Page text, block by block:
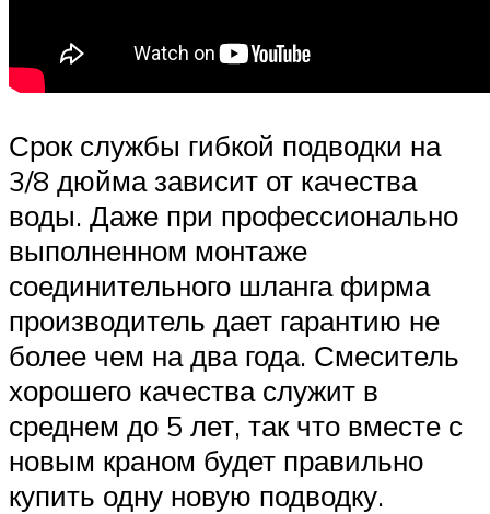
Срок службы гибкой подводки на
3/8 дюйма зависит от качества
воды. Даже при профессионально
выполненном монтаже
соединительного шланга фирма
производитель дает гарантию не
более чем на два года. Смеситель
хорошего качества служит в
среднем до 5 лет, так что вместе с
новым краном будет правильно
купить одну новую подводку.